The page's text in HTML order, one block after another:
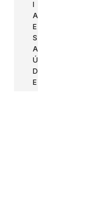
I
A
E
S
A
Ú
D
E